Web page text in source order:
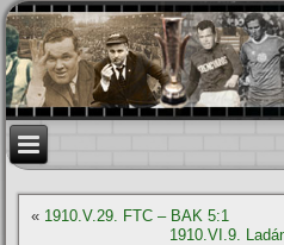
« 1910.V.29. FTC – BAK 5:1
1910.VI.9.